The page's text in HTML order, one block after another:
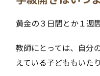
黄金の３日間とか１週
教師にとっては、自分
えている子どももいた